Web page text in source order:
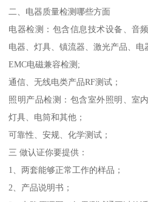
二、电器质量检测哪些方面
电器检测：包含信息技术设备、音
电器、灯具、镇流器、激光产品、电
EMC电磁兼容检测;
通信、无线电类产品RF测试；
照明产品检测：包含室外照明、室
灯具、电筒和其他；
可靠性、安规、化学测试；
三 做认证你要提供：
1、两套能够正常工作的样品；
2、产品说明书；